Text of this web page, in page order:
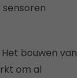
bouwen van
om al